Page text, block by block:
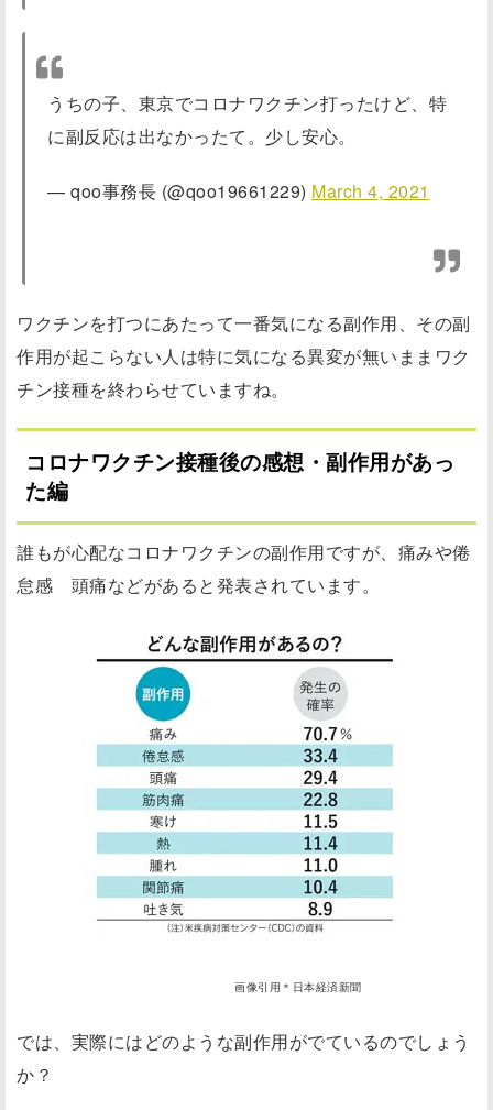
うちの子、東京でコロナワクチン打ったけど、特
に副反応は出なかったて。少し安心。
— qoo事務長 (@qoo19661229) March 4, 2021
ワクチンを打つにあたって一番気になる副作用、その副
作用が起こらない人は特に気になる異変が無いままワク
チン接種を終わらせていますね。
コロナワクチン接種後の感想・副作用があっ
た編
誰もが心配なコロナワクチンの副作用ですが、痛みや倦
怠感 頭痛などがあると発表されています。
画像引用＊日本経済新聞
では、実際にはどのような副作用がでているのでしょう
か？